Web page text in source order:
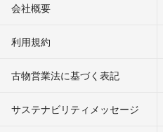
会社概要
利用規約
古物営業法に基づく表記
サステナビリティメッセージ